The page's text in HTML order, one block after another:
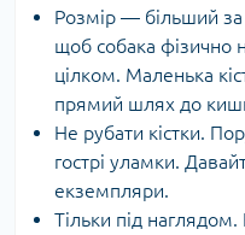
Розмір — більший за
щоб собака фізично
цілком. Маленька
прямий шлях до
Не рубати кістки.
гострі уламки.
екземпляри.
Тільки під